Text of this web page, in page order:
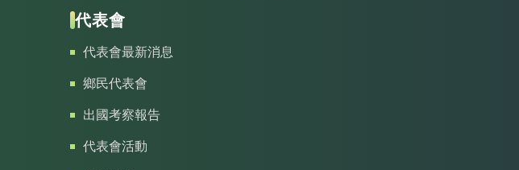
代表會
代表會最新消息
鄉民代表會
出國考察報告
代表會活動